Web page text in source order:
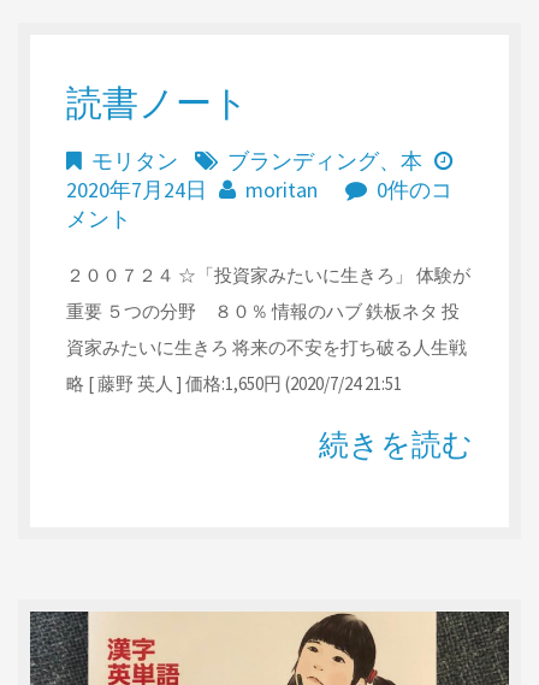
読書ノート
モリタン ブランディング、 本
2020年7月24日
moritan
0件のコ
メント
２００７２４ ☆「投資家みたいに生きろ」 体験が
重要 ５つの分野 ８０％ 情報のハブ 鉄板ネタ 投
資家みたいに生きろ 将来の不安を打ち破る人生戦
略 [ 藤野 英人 ] 価格:1,650円 (2020/7/24 21:51
続きを読む